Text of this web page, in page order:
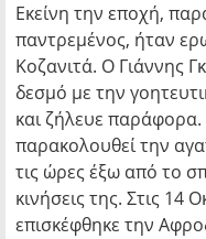
Εκείνη την εποχή,
παντρεμένος, ήταν
Κοζανιτά. Ο Γιάννης
δεσμό με την
και ζήλευε
παρακολουθεί την
τις ώρες έξω από το
κινήσεις της. Στις 14
επισκέφθηκε την